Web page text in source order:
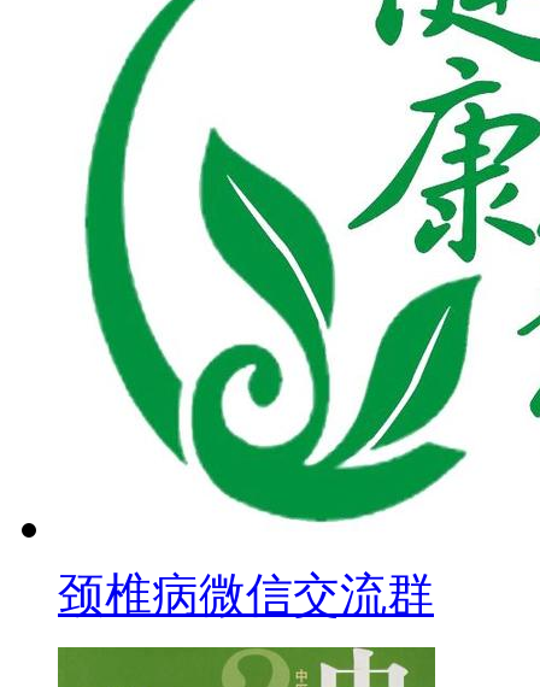
颈椎病微信交流群